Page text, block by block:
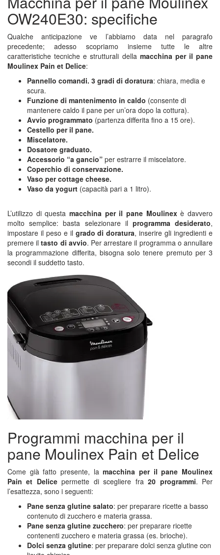
OW240E30: specifiche
Qualche anticipazione ve l’abbiamo data nel paragrafo
precedente; adesso scopriamo insieme tutte le altre
caratteristiche tecniche e strutturali della macchina per il pane
Moulinex Pain et Delice:
Pannello comandi. 3 gradi di doratura: chiara, media e
scura.
Funzione di mantenimento in caldo (consente di
mantenere caldo il pane per un’ora dopo la cottura).
Avvio programmato (partenza differita fino a 15 ore).
Cestello per il pane.
Miscelatore.
Dosatore graduato.
Accessorio “a gancio” per estrarre il miscelatore.
Coperchio di conservazione.
Vaso per cottage cheese.
Vaso da yogurt (capacità pari a 1 litro).
L’utilizzo di questa macchina per il pane Moulinexè davvero
molto semplice: basta selezionare il programma desiderato,
impostare il peso e il grado di doratura, inserire gli ingredienti e
premere iltasto di avvio. Per arrestare il programma o annullare
la programmazione differita, bisogna solo tenere premuto per 3
secondi il suddetto tasto.
Programmi macchina per il
pane Moulinex Pain et Delice
Come già fatto presente, lamacchina per il pane Moulinex
Pain et Delicepermette di scegliere fra20 programmi. Per
l’esattezza, sono i seguenti:
Pane senza glutine salato: per preparare ricette a basso
contenuto di zucchero e materia grassa.
Pane senza glutine zucchero: per preparare ricette
contenenti zucchero e materia grassa (es. brioche).
Dolci senza glutine: per preparare dolci senza glutine con